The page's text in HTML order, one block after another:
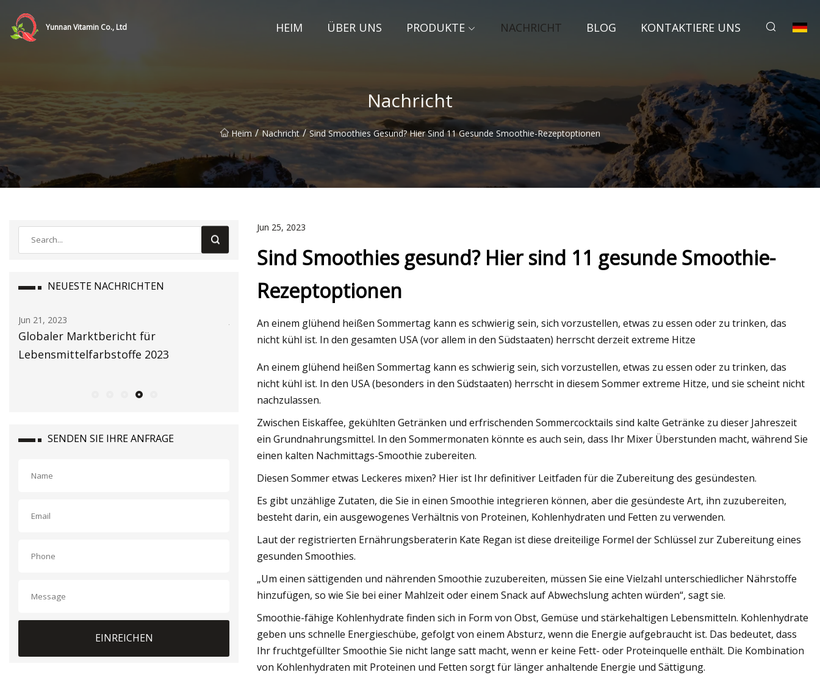
Yunnan Vitamin Co., Ltd HEIM ÜBER UNS PRODUKTE NACHRICHT BLOG KONTAKTIERE UNS
Nachricht
Heim / Nachricht / Sind Smoothies Gesund? Hier Sind 11 Gesunde Smoothie-Rezeptoptionen
NEUESTE NACHRICHTEN
Jun 23, 2023
Der Markt für Kokosmilchpulver wird
bis 2028 ein massives Wachstum
Jun 15, 2023
Advertiser.ie
SENDEN SIE IHRE ANFRAGE
EINREICHEN
Jun 25, 2023
Sind Smoothies gesund? Hier sind 11 gesunde Smoothie-
Rezeptoptionen
An einem glühend heißen Sommertag kann es schwierig sein, sich vorzustellen, etwas zu essen oder zu trinken, das
nicht kühl ist. In den gesamten USA (vor allem in den Südstaaten) herrscht derzeit extreme Hitze
An einem glühend heißen Sommertag kann es schwierig sein, sich vorzustellen, etwas zu essen oder zu trinken, das
nicht kühl ist. In den USA (besonders in den Südstaaten) herrscht in diesem Sommer extreme Hitze, und sie scheint nicht
nachzulassen.
Zwischen Eiskaffee, gekühlten Getränken und erfrischenden Sommercocktails sind kalte Getränke zu dieser Jahreszeit
ein Grundnahrungsmittel. In den Sommermonaten könnte es auch sein, dass Ihr Mixer Überstunden macht, während Sie
einen kalten Nachmittags-Smoothie zubereiten.
Diesen Sommer etwas Leckeres mixen? Hier ist Ihr definitiver Leitfaden für die Zubereitung des gesündesten.
Es gibt unzählige Zutaten, die Sie in einen Smoothie integrieren können, aber die gesündeste Art, ihn zuzubereiten,
besteht darin, ein ausgewogenes Verhältnis von Proteinen, Kohlenhydraten und Fetten zu verwenden.
Laut der registrierten Ernährungsberaterin Kate Regan ist diese dreiteilige Formel der Schlüssel zur Zubereitung eines
gesunden Smoothies.
„Um einen sättigenden und nährenden Smoothie zuzubereiten, müssen Sie eine Vielzahl unterschiedlicher Nährstoffe
hinzufügen, so wie Sie bei einer Mahlzeit oder einem Snack auf Abwechslung achten würden“, sagt sie.
Smoothie-fähige Kohlenhydrate finden sich in Form von Obst, Gemüse und stärkehaltigen Lebensmitteln. Kohlenhydrate
geben uns schnelle Energieschübe, gefolgt von einem Absturz, wenn die Energie aufgebraucht ist. Das bedeutet, dass
Ihr fruchtgefüllter Smoothie Sie nicht lange satt macht, wenn er keine Fett- oder Proteinquelle enthält. Die Kombination
von Kohlenhydraten mit Proteinen und Fetten sorgt für länger anhaltende Energie und Sättigung.